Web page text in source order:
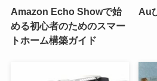
Amazon Echo Showで始
める初心者のためのスマー
トホーム構築ガイド
Au